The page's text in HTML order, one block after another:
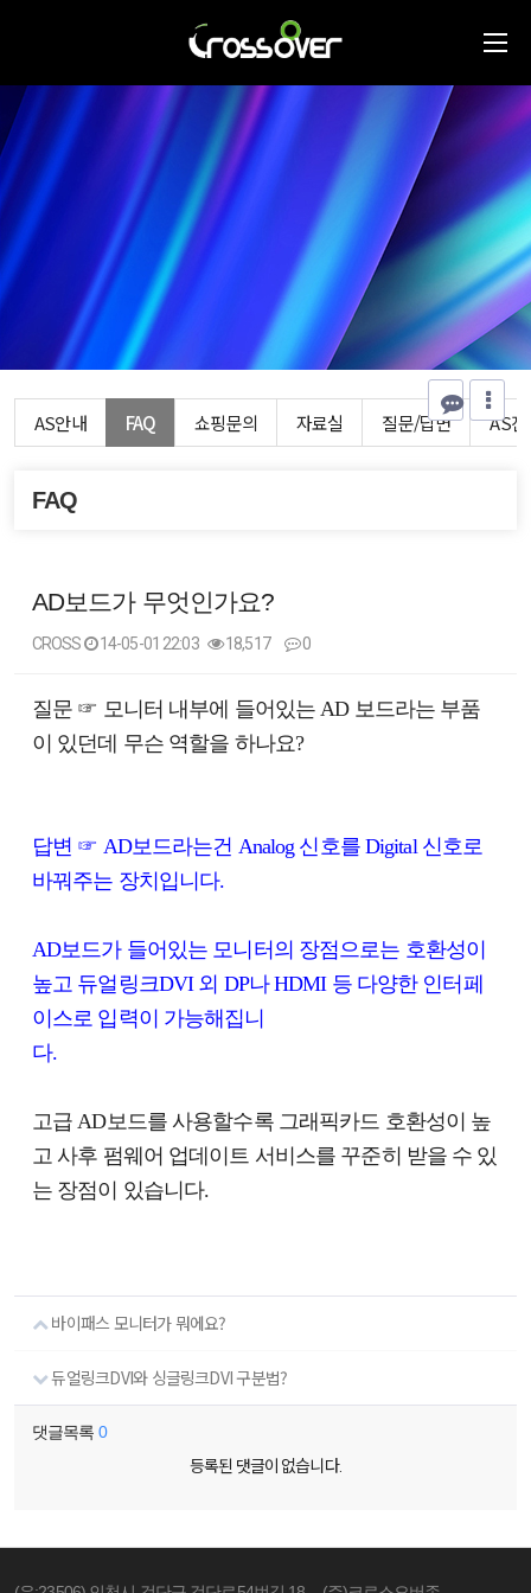
AS안내 FAQ 쇼핑문의 자료실 질문/답변 AS진
FAQ
AD보드가 무엇인가요?
CROSS 14-05-01 22:03 18,517 0
본문
질문 ☞ 모니터 내부에 들어있는 AD 보드라는 부품
이 있던데 무슨 역할을 하나요?
답변 ☞ AD보드라는건 Analog 신호를 Digital 신호로
바꿔주는 장치입니다.
AD보드가 들어있는 모니터의 장점으로는 호환성이
높고 듀얼링크DVI 외 DP나 HDMI 등 다양한 인터페
이스로 입력이 가능해집니
다.
고급 AD보드를 사용할수록 그래픽카드 호환성이 높
고 사후 펌웨어 업데이트 서비스를 꾸준히 받을 수 있
는 장점이 있습니다.
바이패스 모니터가 뭐에요?
듀얼링크DVI와 싱글링크DVI 구분법?
댓글목록 0
등록된 댓글이 없습니다.